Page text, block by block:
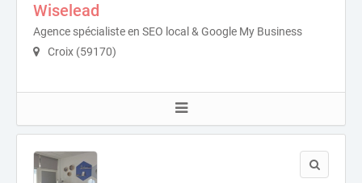
Wiselead
Agence spécialiste en SEO local & Google My Business
Croix (59170)